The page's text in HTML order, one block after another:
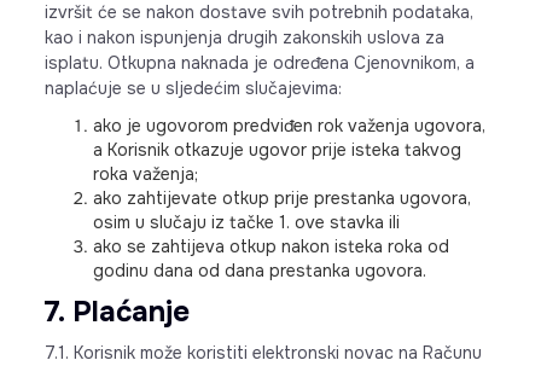
izvršit će se nakon dostave svih potrebnih podataka,
kao i nakon ispunjenja drugih zakonskih uslova za
isplatu. Otkupna naknada je određena Cjenovnikom, a
naplaćuje se u sljedećim slučajevima:
ako je ugovorom predviđen rok važenja ugovora,
a Korisnik otkazuje ugovor prije isteka takvog
roka važenja;
ako zahtijevate otkup prije prestanka ugovora,
osim u slučaju iz tačke 1. ove stavka ili
ako se zahtijeva otkup nakon isteka roka od
godinu dana od dana prestanka ugovora.
7. Plaćanje
7.1. Korisnik može koristiti elektronski novac na Računu